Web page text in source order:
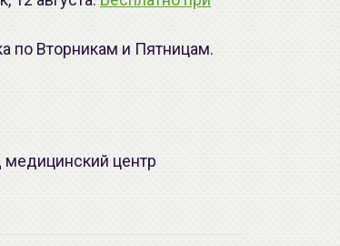
по Вторникам и Пятницам.
медицинский центр